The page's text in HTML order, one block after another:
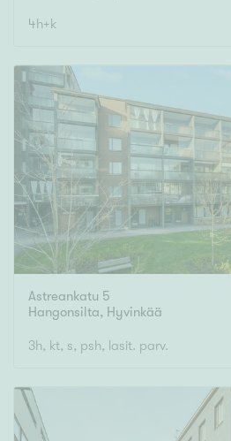
Rakennusvuosi
Uudiskohteet
Vain uudiskohteet
Arvokohteet
Vain arvokohteet
Kunto
Hyvä
4h+k
Astreankatu 5
Hangonsilta, Hyvinkää
3h, kt, s, psh, lasit. parv.